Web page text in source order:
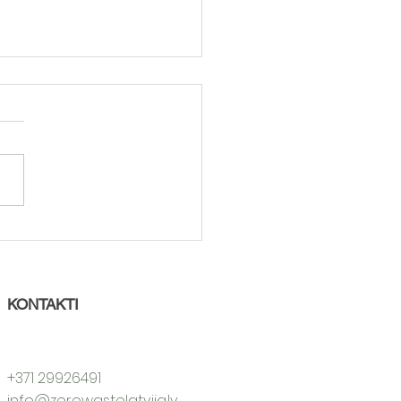
KONTAKTI
+371 29926491